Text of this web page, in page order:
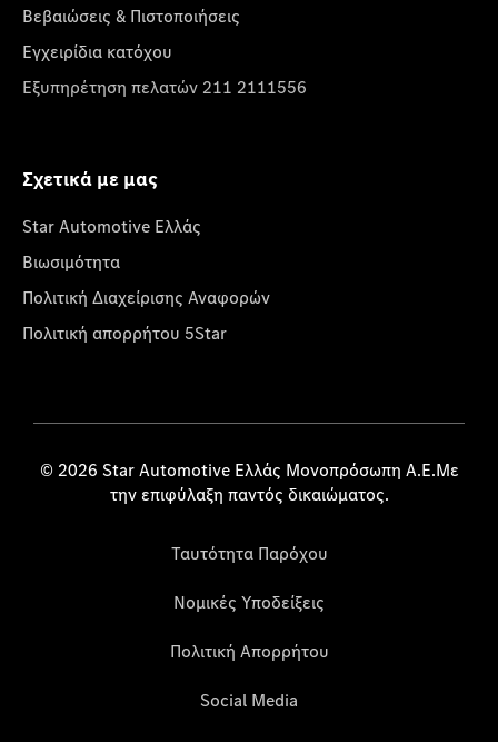
Βεβαιώσεις & Πιστοποιήσεις
Εγχειρίδια κατόχου
Εξυπηρέτηση πελατών 211 2111556
Σχετικά με μας
Star Automotive Ελλάς
Βιωσιμότητα
Πολιτική Διαχείρισης Αναφορών
Πολιτική απορρήτου 5Star
© 2026 Star Automotive Ελλάς Μονοπρόσωπη Α.Ε.Με
την επιφύλαξη παντός δικαιώματος.
Ταυτότητα Παρόχου
Νομικές Υποδείξεις
Πολιτική Απορρήτου
Social Media